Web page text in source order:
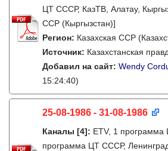
ЦТ СССР, КазТВ, Алатау,
ССР (Кыргызстан)]
Регион: Казахская ССР
Источник: Казахстанская
Добавил на сайт: Wendy
15:24:40)
25-08-1986 - 31-08-1986
Каналы [4]: ETV, 1
программа ЦТ СССР,